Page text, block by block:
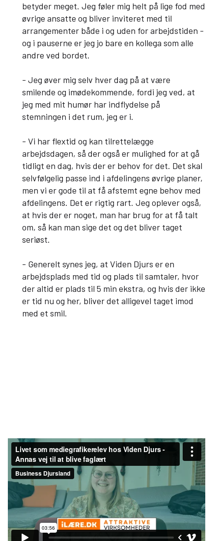
betyder meget. Jeg føler mig helt på lige fod med
øvrige ansatte og bliver inviteret med til
arrangementer både i og uden for arbejdstiden -
og i pauserne er jeg jo bare en kollega som alle
andre ved bordet.
- Jeg øver mig selv hver dag på at være
smilende og imødekommende, fordi jeg ved, at
jeg med mit humør har indflydelse på
stemningen i det rum, jeg er i.
- Vi har flextid og kan tilrettelægge
arbejdsdagen, så der også er mulighed for at gå
tidligt en dag, hvis der er behov for det. Det skal
selvfølgelig passe ind i afdelingens øvrige planer,
men vi er gode til at få afstemt egne behov med
afdelingens. Det er rigtig rart. Jeg oplever også,
at hvis der er noget, man har brug for at få talt
om, så kan man sige det og det bliver taget
seriøst.
- Generelt synes jeg, at Viden Djurs er en
arbejdsplads med tid og plads til samtaler, hvor
der altid er plads til 5 min ekstra, og hvis der ikke
er tid nu og her, bliver det alligevel taget imod
med et smil.